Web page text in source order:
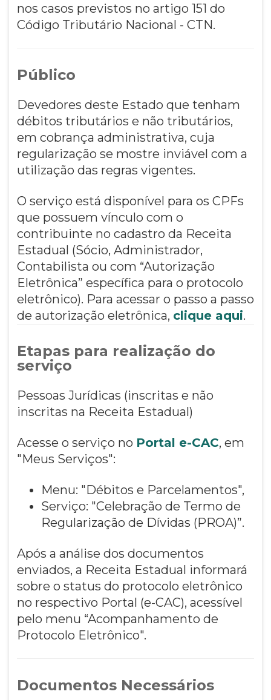
nos casos previstos no artigo 151 do
Código Tributário Nacional - CTN.
Público
Devedores deste Estado que tenham
débitos tributários e não tributários,
em cobrança administrativa, cuja
regularização se mostre inviável com a
utilização das regras vigentes.
O serviço está disponível para os CPFs
que possuem vínculo com o
contribuinte no cadastro da Receita
Estadual (Sócio, Administrador,
Contabilista ou com “Autorização
Eletrônica” específica para o protocolo
eletrônico). Para acessar o passo a passo
de autorização eletrônica, clique aqui.
Etapas para realização do
serviço
Pessoas Jurídicas (inscritas e não
inscritas na Receita Estadual)
Acesse o serviço no Portal e-CAC, em
"Meus Serviços":
Menu: "Débitos e Parcelamentos",
Serviço: "Celebração de Termo de
Regularização de Dívidas (PROA)”.
Após a análise dos documentos
enviados, a Receita Estadual informará
sobre o status do protocolo eletrônico
no respectivo Portal (e-CAC), acessível
pelo menu “Acompanhamento de
Protocolo Eletrônico".
Documentos Necessários